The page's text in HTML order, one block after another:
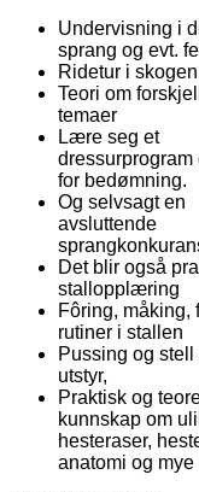
Undervisning i
sprang og evt.
Ridetur i
Teori om
temaer
Lære seg et
dressurprogram
for bedømning.
Og selvsagt en
avsluttende
Det blir også
stallopplæring
Fôring, måking,
rutiner i stallen
Pussing og stell
utstyr,
Praktisk og
kunnskap om
hesteraser,
anatomi og mye